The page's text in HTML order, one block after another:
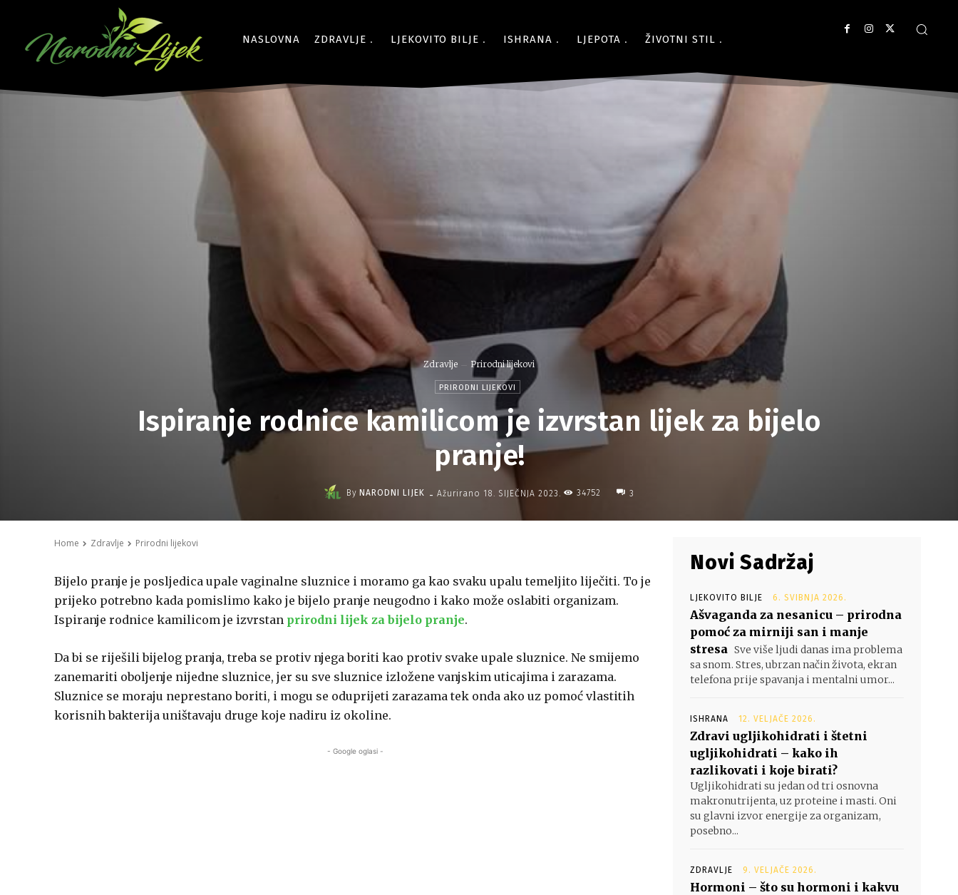
NASLOVNA ZDRAVLJE LJEKOVITO BILJE ISHRANA LJEPOTA ŽIVOTNI STIL
Zdravlje Prirodni lijekovi
PRIRODNI LIJEKOVI
Ispiranje rodnice kamilicom je izvrstan lijek za bijelo
pranje!
By NARODNI LIJEK - Ažurirano 18. SIJEČNJA 2023. 34752 3
Home Zdravlje Prirodni lijekovi
Bijelo pranje je posljedica upale vaginalne sluznice i moramo ga kao svaku upalu temeljito liječiti. To je
prijeko potrebno kada pomislimo kako je bijelo pranje neugodno i kako može oslabiti organizam.
Ispiranje rodnice kamilicom je izvrstan prirodni lijek za bijelo pranje.
Da bi se riješili bijelog pranja, treba se protiv njega boriti kao protiv svake upale sluznice. Ne smijemo
zanemariti oboljenje nijedne sluznice, jer su sve sluznice izložene vanjskim uticajima i zarazama.
Sluznice se moraju neprestano boriti, i mogu se oduprijeti zarazama tek onda ako uz pomoć vlastitih
korisnih bakterija uništavaju druge koje nadiru iz okoline.
- Google oglasi -
Novi Sadržaj
LJEKOVITO BILJE 6. SVIBNJA 2026.
Ašvaganda za nesanicu – prirodna
pomoć za mirniji san i manje
stresa Sve više ljudi danas ima problema
sa snom. Stres, ubrzan način života, ekran
telefona prije spavanja i mentalni umor...
ISHRANA 12. VELJAČE 2026.
Zdravi ugljikohidrati i štetni
ugljikohidrati – kako ih
razlikovati i koje birati?
Ugljikohidrati su jedan od tri osnovna
makronutrijenta, uz proteine i masti. Oni
su glavni izvor energije za organizam,
posebno...
ZDRAVLJE 9. VELJAČE 2026.
Hormoni – što su hormoni i kakvu